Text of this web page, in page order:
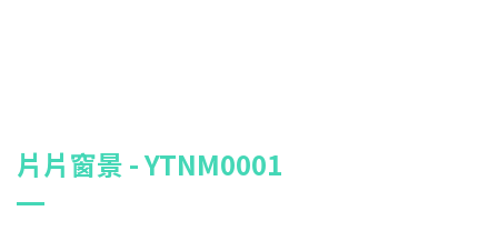
片片窗景 - YTNM0001